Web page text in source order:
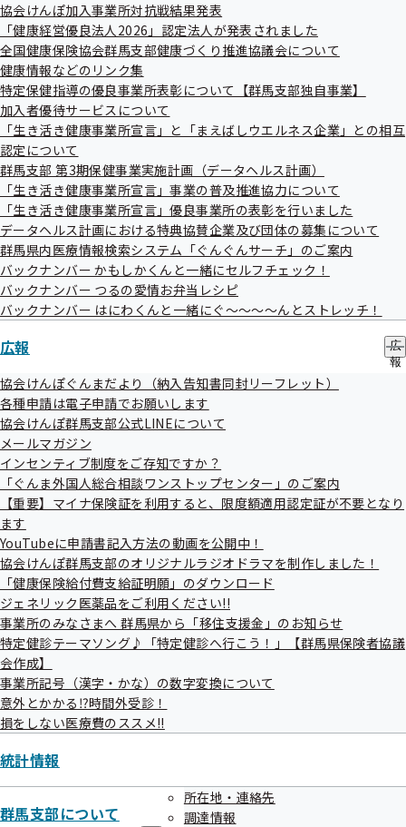
協会けんぽ加入事業所対抗戦結果発表
「健康経営優良法人2026」認定法人が発表されました
全国健康保険協会群馬支部健康づくり推進協議会について
健康情報などのリンク集
特定保健指導の優良事業所表彰について【群馬支部独自事業】
加入者優待サービスについて
「生き活き健康事業所宣言」と「まえばしウエルネス企業」との相互
認定について
群馬支部 第3期保健事業実施計画（データヘルス計画）
「生き活き健康事業所宣言」事業の普及推進協力について
「生き活き健康事業所宣言」優良事業所の表彰を行いました
データヘルス計画における特典協賛企業及び団体の募集について
群馬県内医療情報検索システム「ぐんぐんサーチ」のご案内
バックナンバー かもしかくんと一緒にセルフチェック！
バックナンバー つるの愛情お弁当レシピ
バックナンバー はにわくんと一緒にぐ～～～～んとストレッチ！
広報
広
報
協会けんぽぐんまだより（納入告知書同封リーフレット）
各種申請は電子申請でお願いします
協会けんぽ群馬支部公式LINEについて
メールマガジン
インセンティブ制度をご存知ですか？
「ぐんま外国人総合相談ワンストップセンター」のご案内
【重要】マイナ保険証を利用すると、限度額適用認定証が不要となり
ます
YouTubeに申請書記入方法の動画を公開中！
協会けんぽ群馬支部のオリジナルラジオドラマを制作しました！
「健康保険給付費支給証明願」のダウンロード
ジェネリック医薬品をご利用ください!!
事業所のみなさまへ 群馬県から「移住支援金」のお知らせ
特定健診テーマソング♪「特定健診へ行こう！」【群馬県保険者協議
会作成】
事業所記号（漢字・かな）の数字変換について
意外とかかる⁉時間外受診！
損をしない医療費のススメ!!
統計情報
群馬支部について
所在地・連絡先
調達情報
協会けんぽぐんまだより（納入告知書同封
リーフレット）
各種申請は電子申請でお願いします
協会けんぽ群馬支部公式LINEについて
メールマガジン
インセンティブ制度をご存知ですか？
「ぐんま外国人総合相談ワンストップセン
ター」のご案内
【重要】マイナ保険証を利用すると、限度額
適用認定証が不要となります
YouTubeに申請書記入方法の動画を公開中！
協会けんぽ群馬支部のオリジナルラジオドラ
マを制作しました！
「健康保険給付費支給証明願」のダウンロー
ド
ジェネリック医薬品をご利用ください!!